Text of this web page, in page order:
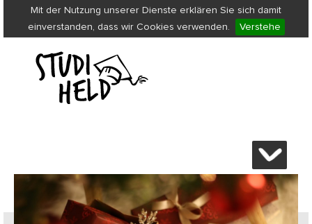
Mit der Nutzung unserer Dienste erklären Sie sich damit
einverstanden, dass wir Cookies verwenden.
Verstehe